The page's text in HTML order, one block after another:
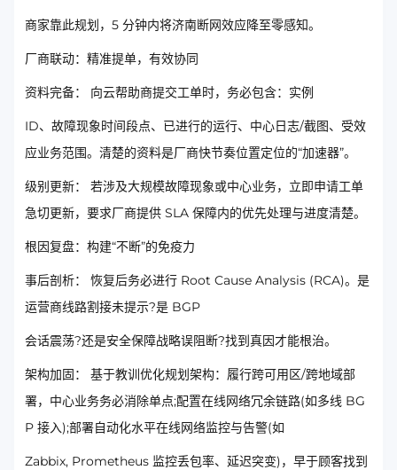
商家靠此规划，5 分钟内将济南断网效应降至零感知。
厂商联动：精准提单，有效协同
资料完备： 向云帮助商提交工单时，务必包含：实例
ID、故障现象时间段点、已进行的运行、中心日志/截图、受效
应业务范围。清楚的资料是厂商快节奏位置定位的“加速器”。
级别更新： 若涉及大规模故障现象或中心业务，立即申请工单
急切更新，要求厂商提供 SLA 保障内的优先处理与进度清楚。
根因复盘：构建“不断”的免疫力
事后剖析： 恢复后务必进行 Root Cause Analysis (RCA)。是
运营商线路割接未提示?是 BGP
会话震荡?还是安全保障战略误阻断?找到真因才能根治。
架构加固： 基于教训优化规划架构：履行跨可用区/跨地域部
署，中心业务务必消除单点;配置在线网络冗余链路(如多线 BG
P 接入);部署自动化水平在线网络监控与告警(如
Zabbix, Prometheus 监控丢包率、延迟突变)，早于顾客找到